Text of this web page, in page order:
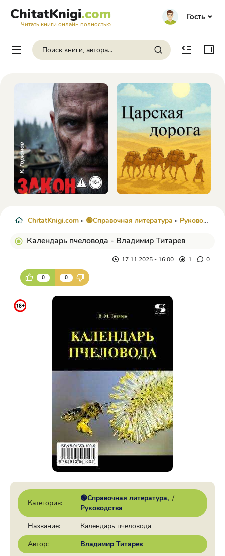
ChitatKnigi.com
Читать книги онлайн полностью
Гость
ChitatKnigi.com » 🟢Справочная литература » Руководства
Календарь пчеловода - Владимир Титарев
17.11.2025 - 16:00 1 0
0 0
Категория:
🟢Справочная литература /
Руководства
Название:
Календарь пчеловода
Автор:
Владимир Титарев